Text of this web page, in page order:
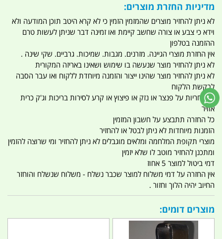
מדיניות החזרת מוצרים:
לא ניתן להחזיר מוצרים שהמזמין הזמין כי לא קרא היטב תוכן המודעה ולא
וידא כי צבע או צורה שחשב קיימת ואו זמינה דבר שניתן לעשות טרם
ההזמנה בטלפון
אין החזרת מוצרי הגיינה. מזרנים. מגבות. שמיכות. גרביים. שקי שינה .
לא ניתן להחזיר מוצר שנעשה בו שימוש ושאינו באריזה המקורית
לא ניתן להחזיר מוצר שהינו ייצור והזמנה מיוחדת ללקוח ואו עבר הסבה
לבקשת הלקוח
אין אחריות על פנצר או נזק או פיצוץ או קרע לסירות בריכות וג'ק כרית
אוויר
כל החזרה תתבצע על חשבון המזמין
הזמנות מיוחדות לא ניתן לבטל או להחזיר
מוצרי תקופת המלחמה ומלאים מוגבלים לא ניתן להחזיר ומי שרוצה להזמין
ומתכנן להחזיר מוטב לו שלא יזמין
דמי ביטול למוצר 5 אחוז
אין החזרה על דמי משלוח למוצר שכבר נשלח - משלוח שנשלח והוחזר
החיוב יהיה הלוך וחזור .
מוצרים דומים: